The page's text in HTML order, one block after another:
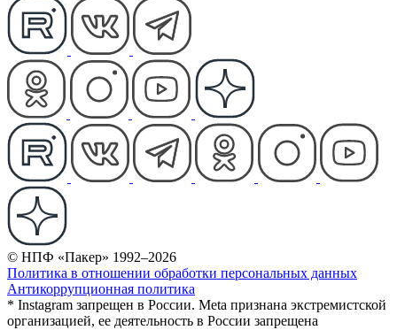
© НПФ «Пакер» 1992–2026
Политика в отношении обработки персональных данных
Антикоррупционная политика
* Instagram запрещен в России. Meta признана экстремистской
организацией, ее деятельность в России запрещена